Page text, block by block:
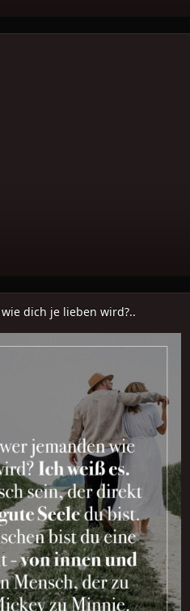
dich je lieben wird?..